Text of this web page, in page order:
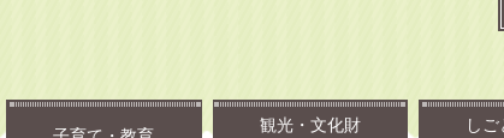
観光・文化財
し